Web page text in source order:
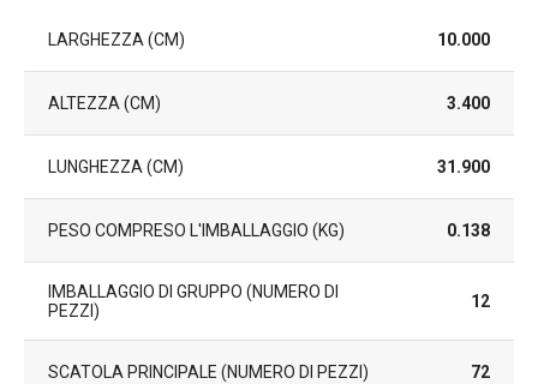
LARGHEZZA (CM) 10.000
ALTEZZA (CM) 3.400
LUNGHEZZA (CM) 31.900
PESO COMPRESO L'IMBALLAGGIO (KG) 0.138
IMBALLAGGIO DI GRUPPO (NUMERO DI
PEZZI)
12
SCATOLA PRINCIPALE (NUMERO DI PEZZI) 72